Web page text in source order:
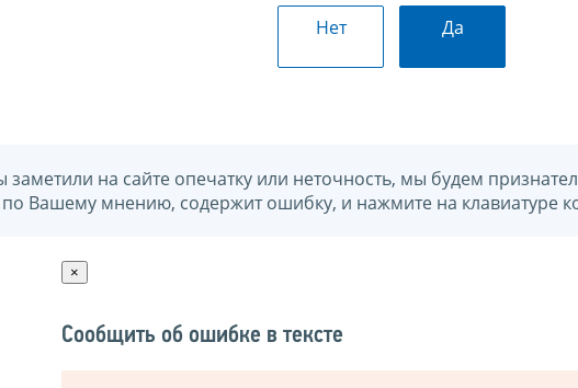
Нет Да
заметили на сайте опечатку или неточность, мы будем
по Вашему мнению, содержит ошибку, и нажмите на
×
Сообщить об ошибке в тексте